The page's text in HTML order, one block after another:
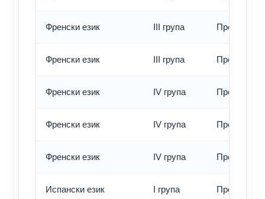
Френски език III група Превод -
Френски език III група Превод -
Френски език IV група Превод -
Френски език IV група Превод -
Френски език IV група Превод -
Испански език I група Превод -